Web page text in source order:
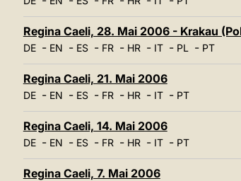
Regina Caeli, 28. Mai 2006 - Krakau
DE- EN - ES- FR- HR- IT- PL- PT
Regina Caeli, 21. Mai 2006
DE- EN - ES- FR- HR- IT- PT
Regina Caeli, 14. Mai 2006
DE- EN - ES- FR- HR- IT- PT
Regina Caeli, 7. Mai 2006